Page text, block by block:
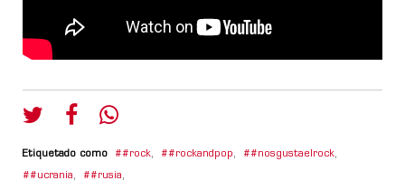
Etiquetado como #rock, #rockandpop, #nosgustaelrock,
#ucrania, #rusia,